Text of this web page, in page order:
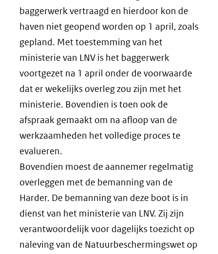
baggerwerk vertraagd en hierdoor kon de
haven niet geopend worden op 1 april, zoals
gepland. Met toestemming van het
ministerie van LNV is het baggerwerk
voortgezet na 1 april onder de voorwaarde
dat er wekelijks overleg zou zijn met het
ministerie. Bovendien is toen ook de
afspraak gemaakt om na afloop van de
werkzaamheden het volledige proces te
evalueren.
Bovendien moest de aannemer regelmatig
overleggen met de bemanning van de
Harder. De bemanning van deze boot is in
dienst van het ministerie van LNV. Zij zijn
verantwoordelijk voor dagelijks toezicht op
naleving van de Natuurbeschermingswet op